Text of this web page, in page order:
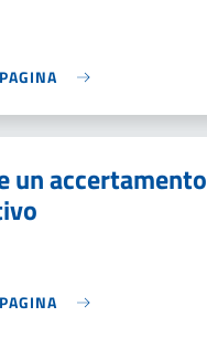
un accertamento